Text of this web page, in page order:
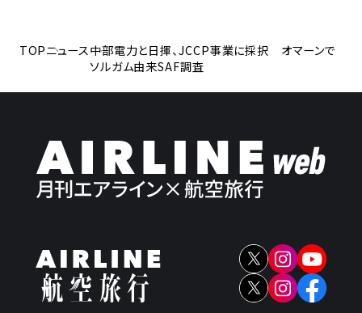
TOPニュース中部電力と日揮、JCCP事業に採択 オマーンで
ソルガム由来SAF調査